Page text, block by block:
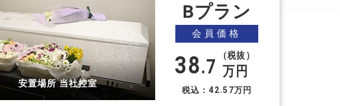
安置場所 当社控室
Bプラン
会員価格
38.7 （税抜）
万円
税込：42.57万円